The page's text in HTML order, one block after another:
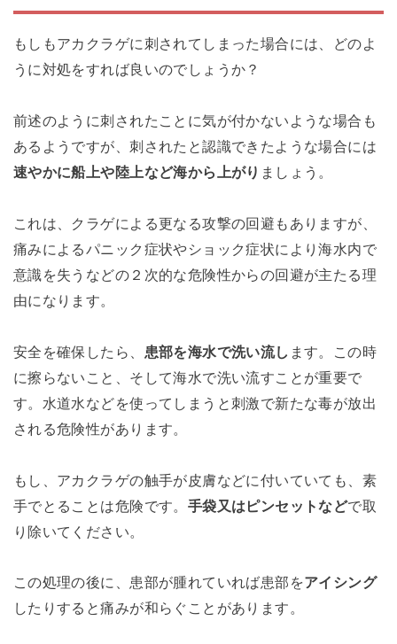
もしもアカクラゲに刺されてしまった場合には、どのよ
うに対処をすれば良いのでしょうか？
前述のように刺されたことに気が付かないような場合も
あるようですが、刺されたと認識できたような場合には
速やかに船上や陸上など海から上がり ましょう。
これは、クラゲによる更なる攻撃の回避もありますが、
痛みによるパニック症状やショック症状により海水内で
意識を失うなどの２次的な危険性からの回避が主たる理
由になります。
安全を確保したら、 患部を海水で洗い流し ます。この時
に擦らないこと、そして海水で洗い流すことが重要で
す。水道水などを使ってしまうと刺激で新たな毒が放出
される危険性があります。
もし、アカクラゲの触手が皮膚などに付いていても、素
手でとることは危険です。 手袋又はピンセットなどで取
り除いてください。
この処理の後に、患部が腫れていれば患部をアイシング
したりすると痛みが和らぐことがあります。